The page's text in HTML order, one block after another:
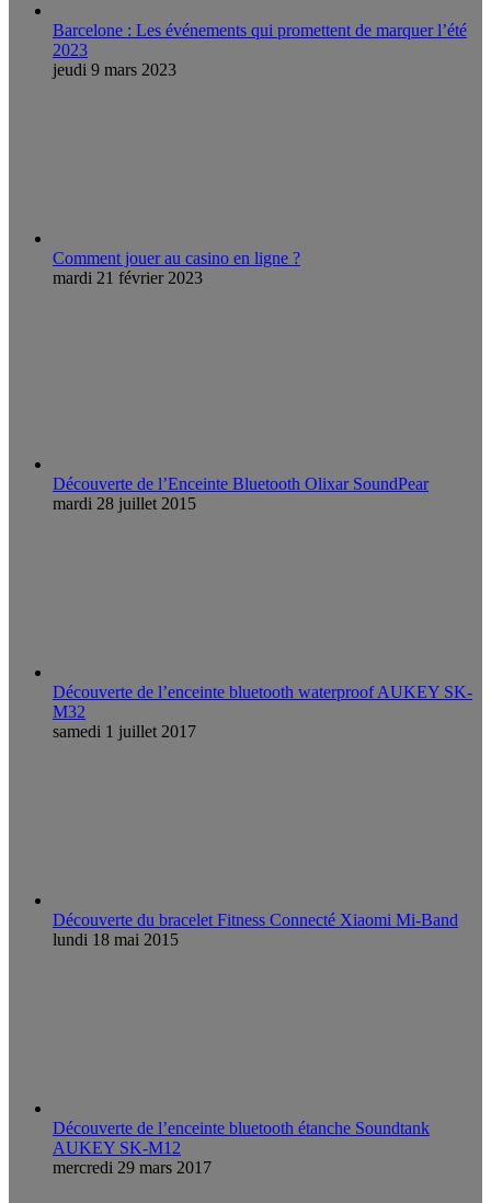
Barcelone : Les événements qui promettent de marquer l’été
2023
jeudi 9 mars 2023
Comment jouer au casino en ligne ?
mardi 21 février 2023
Découverte de l’Enceinte Bluetooth Olixar SoundPear
mardi 28 juillet 2015
Découverte de l’enceinte bluetooth waterproof AUKEY SK-
M32
samedi 1 juillet 2017
Découverte du bracelet Fitness Connecté Xiaomi Mi-Band
lundi 18 mai 2015
Découverte de l’enceinte bluetooth étanche Soundtank
AUKEY SK-M12
mercredi 29 mars 2017